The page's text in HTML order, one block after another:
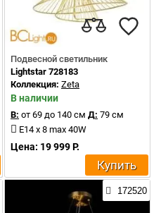
Подвесной светильник
Lightstar 728183
Коллекция: Zeta
В наличии
В: от 69 до 140 см Д: 79 см
E14 x 8 max 40W
Цена: 19 999 Р.
Купить
172520